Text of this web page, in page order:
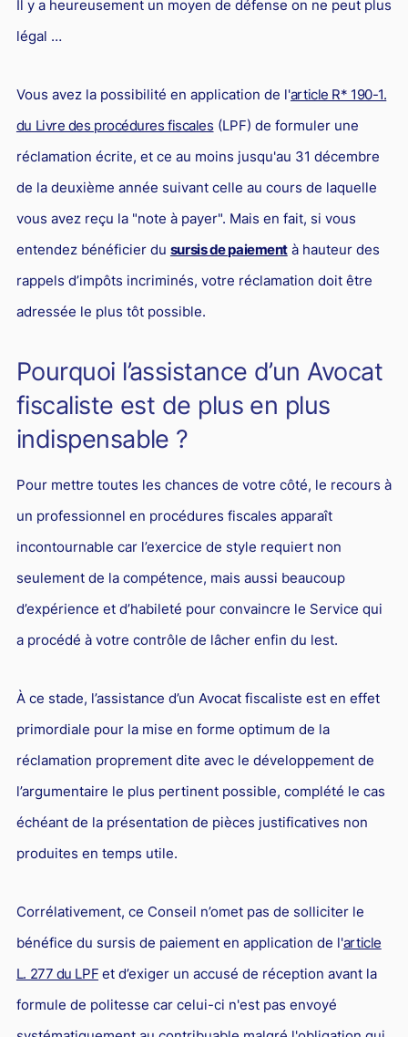
Il y a heureusement un moyen de défense on ne peut plus
légal …
Vous avez la possibilité en application de l'article R* 190-1.
du Livre des procédures fiscales (LPF) de formuler une
réclamation écrite, et ce au moins jusqu'au 31 décembre
de la deuxième année suivant celle au cours de laquelle
vous avez reçu la "note à payer". Mais en fait, si vous
entendez bénéficier du sursis de paiementà hauteur des
rappels d’impôts incriminés, votre réclamation doit être
adressée le plus tôt possible.
Pourquoi l’assistance d’un Avocat
fiscaliste est de plus en plus
indispensable ?
Pour mettre toutes les chances de votre côté, le recours à
un professionnel en procédures fiscales apparaît
incontournable car l’exercice de style requiert non
seulement de la compétence, mais aussi beaucoup
d’expérience et d’habileté pour convaincre le Service qui
a procédé à votre contrôle de lâcher enfin du lest.
À ce stade, l’assistance d’un Avocat fiscaliste est en effet
primordiale pour la mise en forme optimum de la
réclamation proprement dite avec le développement de
l’argumentaire le plus pertinent possible, complété le cas
échéant de la présentation de pièces justificatives non
produites en temps utile.
Corrélativement, ce Conseil n’omet pas de solliciter le
bénéfice du sursis de paiement en application de l'article
L. 277 du LPF et d’exiger un accusé de réception avant la
formule de politesse car celui-ci n'est pas envoyé